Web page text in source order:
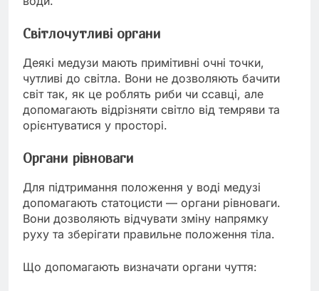
Світлочутливі органи
Деякі медузи мають примітивні очні точки,
чутливі до світла. Вони не дозволяють бачити
світ так, як це роблять риби чи ссавці, але
допомагають відрізняти світло від темряви та
орієнтуватися у просторі.
Органи рівноваги
Для підтримання положення у воді медузі
допомагають статоцисти — органи рівноваги.
Вони дозволяють відчувати зміну напрямку
руху та зберігати правильне положення тіла.
Що допомагають визначати органи чуття: